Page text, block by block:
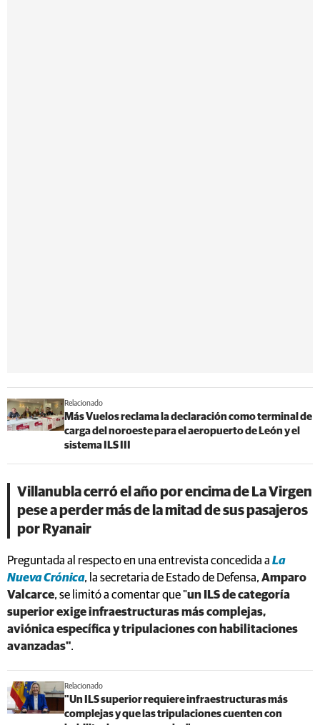
Relacionado
Más Vuelos reclama la declaración como terminal de
carga del noroeste para el aeropuerto de León y el
sistema ILS III
Villanubla cerró el año por encima de La Virgen
pese a perder más de la mitad de sus pasajeros
por Ryanair
Preguntada al respecto en una entrevista concedida a La
Nueva Crónica, la secretaria de Estado de Defensa, Amparo
Valcarce, se limitó a comentar que "un ILS de categoría
superior exige infraestructuras más complejas,
aviónica específica y tripulaciones con habilitaciones
avanzadas".
Relacionado
"Un ILS superior requiere infraestructuras más
complejas y que las tripulaciones cuenten con